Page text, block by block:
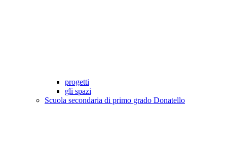
progetti
gli spazi
Scuola secondaria di primo grado Donatello